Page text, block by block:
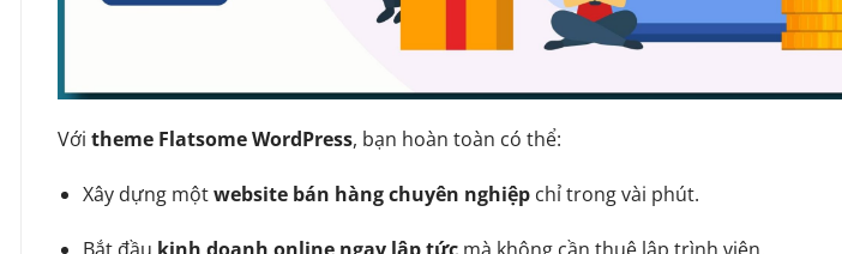
Với theme Flatsome WordPress, bạn hoàn toàn có thể:
Xây dựng mộtwebsite bán hàng chuyên nghiệpchỉ trong vài phút.
Bắt đầu kinh doanh online ngay lập tứcmà không cần thuê lập trình viên.